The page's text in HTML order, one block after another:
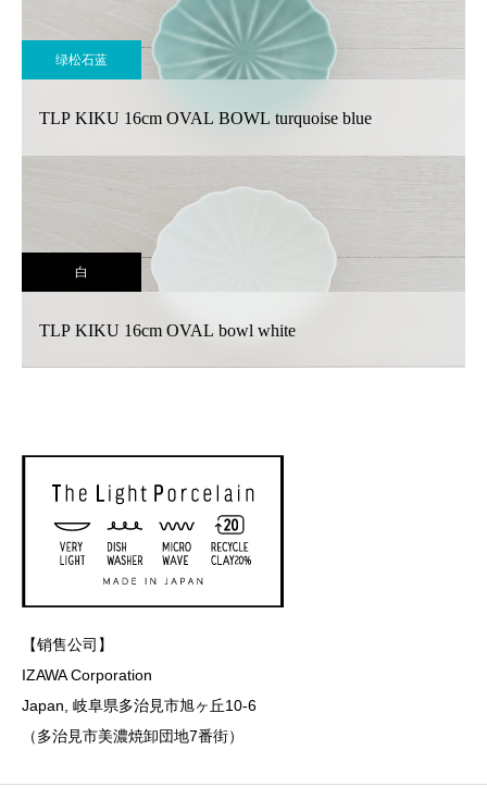
绿松石蓝
TLP KIKU 16cm OVAL BOWL turquoise blue
白
TLP KIKU 16cm OVAL bowl white
【销售公司】
IZAWA Corporation
Japan, 岐阜県多治見市旭ヶ丘10-6
（多治見市美濃焼卸団地7番街）